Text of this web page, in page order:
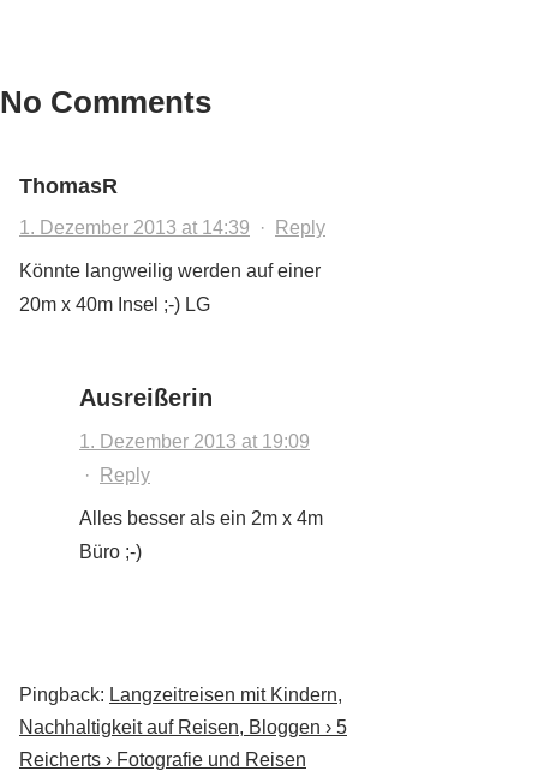
No Comments
ThomasR
1. Dezember 2013 at 14:39 · Reply
Könnte langweilig werden auf einer
20m x 40m Insel ;-) LG
Ausreißerin
1. Dezember 2013 at 19:09
·
Reply
Alles besser als ein 2m x 4m
Büro ;-)
Pingback: Langzeitreisen mit Kindern,
Nachhaltigkeit auf Reisen, Bloggen › 5
Reicherts › Fotografie und Reisen